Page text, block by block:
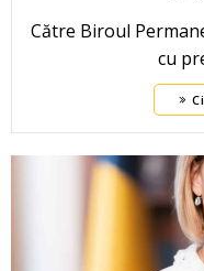
Către Biroul
cu